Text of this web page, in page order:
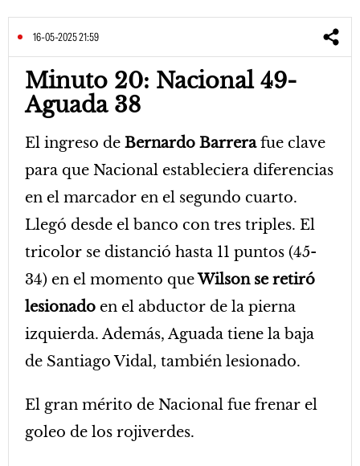
16-05-2025 21:59
Minuto 20: Nacional 49-
Aguada 38
El ingreso de Bernardo Barrerafue clave
para que Nacional estableciera diferencias
en el marcador en el segundo cuarto.
Llegó desde el banco con tres triples. El
tricolor se distanció hasta 11 puntos (45-
34) en el momento queWilson se retiró
lesionado en el abductor de la pierna
izquierda. Además, Aguada tiene la baja
de Santiago Vidal, también lesionado.
El gran mérito de Nacional fue frenar el
goleo de los rojiverdes.